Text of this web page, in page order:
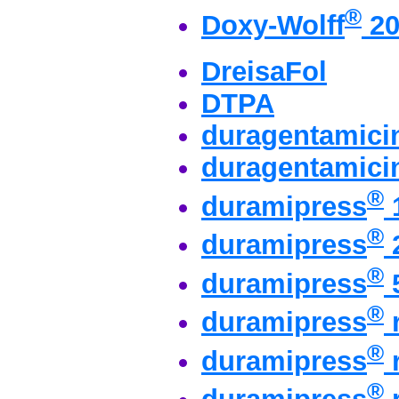
Doxy-Wolff®
DreisaFol
DTPA
duramipress®
duramipress®
duramipress®
duramipress®
duramipress®
®